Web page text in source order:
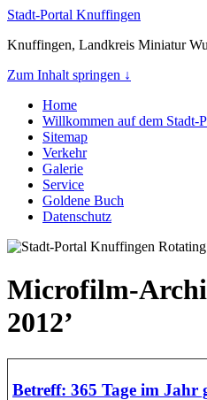
Stadt-Portal Knuffingen
Knuffingen, Landkreis Miniatur
Zum Inhalt springen ↓
Home
Willkommen auf dem Stadt-
Sitemap
Verkehr
Galerie
Service
Goldene Buch
Datenschutz
Microfilm-
2012’
Betreff: 365 Tage im Jahr